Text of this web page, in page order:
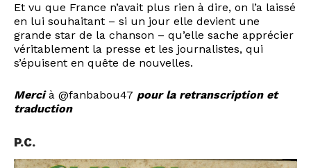
Et vu que France n’avait plus rien à dire, on l’a laissé
en lui souhaitant – si un jour elle devient une
grande star de la chanson – qu’elle sache apprécier
véritablement la presse et les journalistes, qui
s’épuisent en quête de nouvelles.
Mercià @fanbabou47 pour la retranscription et
traduction
P.C.